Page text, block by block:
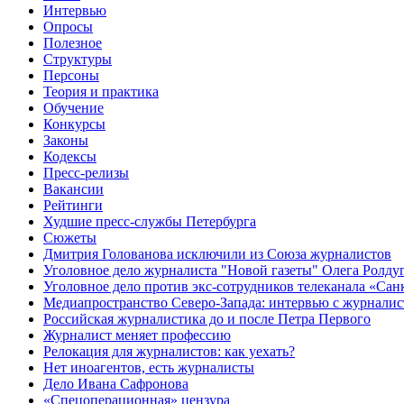
Интервью
Опросы
Полезное
Структуры
Персоны
Теория и практика
Обучение
Конкурсы
Законы
Кодексы
Пресс-релизы
Вакансии
Рейтинги
Худшие пресс-службы Петербурга
Сюжеты
Дмитрия Голованова исключили из Союза журналистов
Уголовное дело журналиста "Новой газеты" Олега
Уголовное дело против экс-сотрудников телеканала
Медиапространство Северо-Запада: интервью с
Российская журналистика до и после Петра Первого
Журналист меняет профессию
Релокация для журналистов: как уехать?
Нет иноагентов, есть журналисты
Дело Ивана Сафронова
«Спецоперационная» цензура